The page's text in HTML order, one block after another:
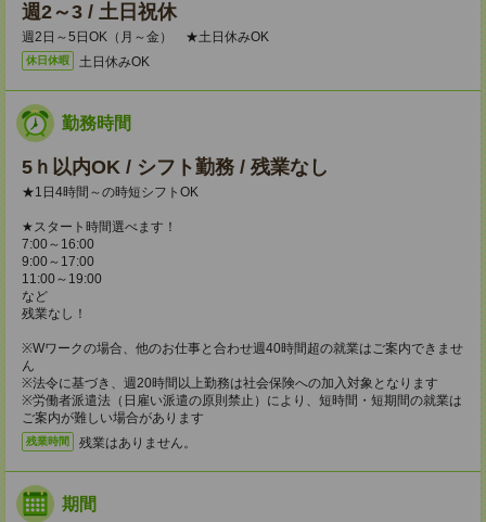
週2～3 / 土日祝休
週2日～5日OK（月～金） ★土日休みOK
休日休暇 土日休みOK
勤務時間
5ｈ以内OK / シフト勤務 / 残業なし
★1日4時間～の時短シフトOK
★スタート時間選べます！
7:00～16:00
9:00～17:00
11:00～19:00
など
残業なし！
※Wワークの場合、他のお仕事と合わせ週40時間超の就業はご案内できませ
ん
※法令に基づき、週20時間以上勤務は社会保険への加入対象となります
※労働者派遣法（日雇い派遣の原則禁止）により、短時間・短期間の就業は
ご案内が難しい場合があります
残業時間 残業はありません。
期間